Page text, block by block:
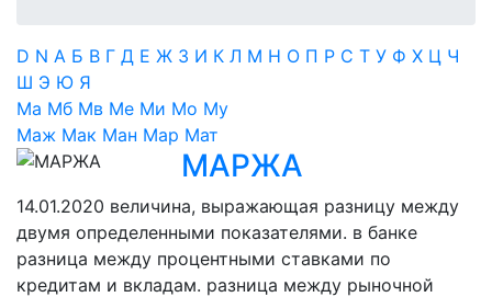
D N А Б В Г Д Е Ж З И К Л М Н О П Р С Т У Ф Х Ц Ч
Ш Э Ю Я
Ма Мб Мв Ме Ми Мо Му
Маж Мак Ман Мар Мат
МАРЖА
14.01.2020 величина, выражающая разницу между
двумя определенными показателями. в банке
разница между процентными ставками по
кредитам и вкладам. разница между рыночной